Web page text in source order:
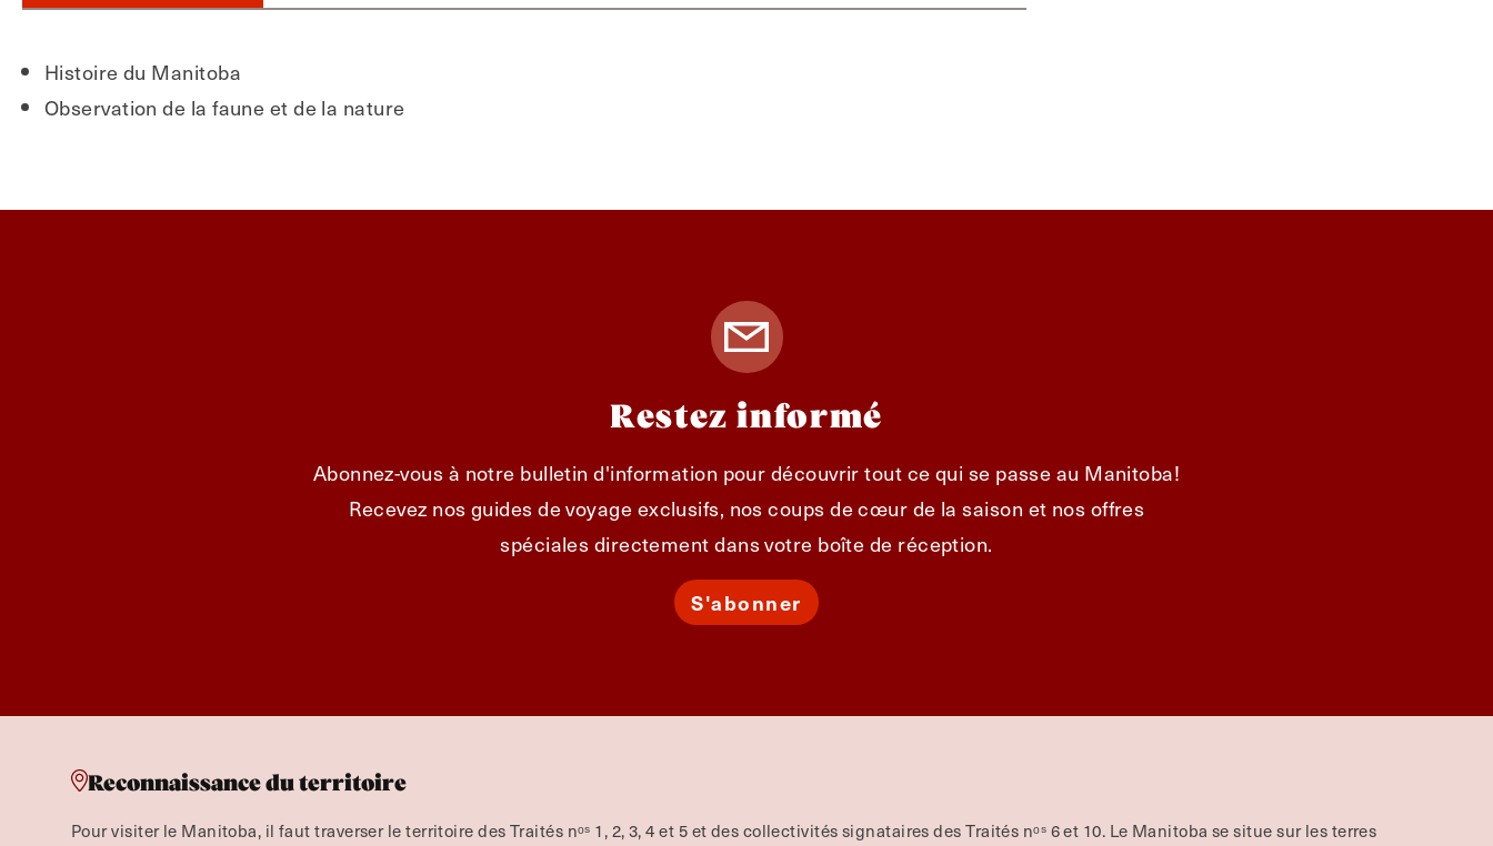
Histoire du Manitoba
Observation de la faune et de la nature
Restez informé
Abonnez-vous à notre bulletin d'information pour découvrir tout ce qui se passe au Manitoba!
Recevez nos guides de voyage exclusifs, nos coups de cœur de la saison et nos offres
spéciales directement dans votre boîte de réception.
S'abonner
Reconnaissance du territoire
Pour visiter le Manitoba, il faut traverser le territoire des Traités nᵒˢ 1, 2, 3, 4 et 5 et des collectivités signataires des Traités nᵒˢ 6 et 10. Le Manitoba se situe sur les terres